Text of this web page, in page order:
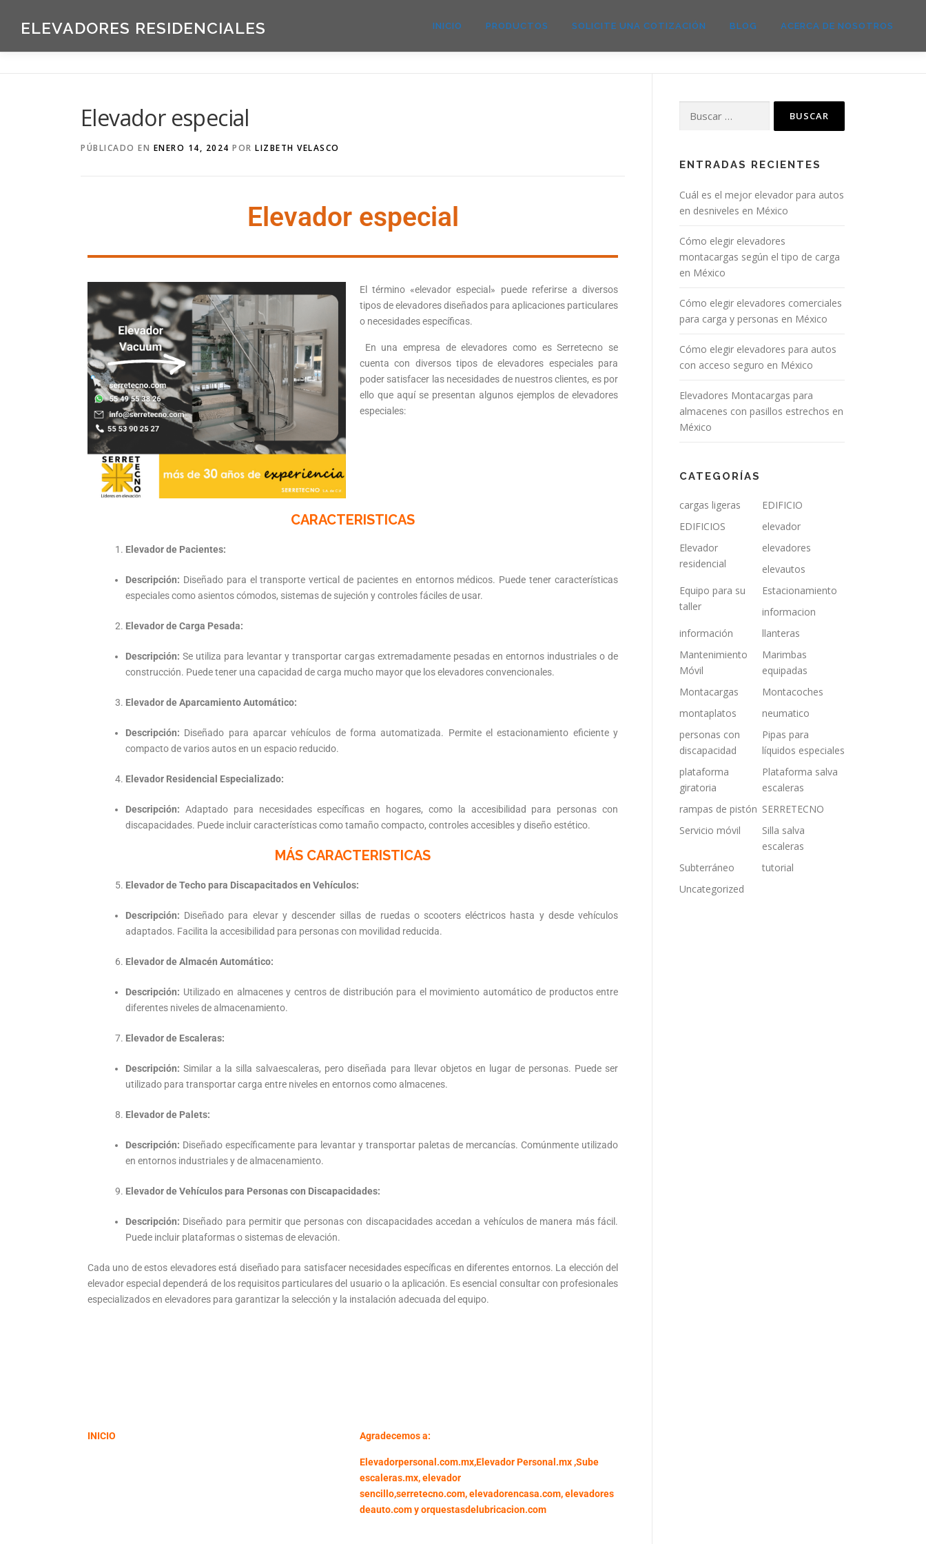
ELEVADORES RESIDENCIALES INICIO PRODUCTOS SOLICITE UNA COTIZACIÓN BLOG ACERCA DE NOSOTROS
Elevador especial
PÚBLICADO EN ENERO 14, 2024 POR LIZBETH VELASCO
Elevador especial
El término «elevador especial» puede referirse a diversos
tipos de elevadores diseñados para aplicaciones particulares
o necesidades específicas.
En una empresa de elevadores como es Serretecno se
cuenta con diversos tipos de elevadores especiales para
poder satisfacer las necesidades de nuestros clientes, es por
ello que aquí se presentan algunos ejemplos de elevadores
especiales:
CARACTERISTICAS
Elevador de Pacientes:
Descripción: Diseñado para el transporte vertical de pacientes en entornos médicos. Puede tener características
especiales como asientos cómodos, sistemas de sujeción y controles fáciles de usar.
Elevador de Carga Pesada:
Descripción: Se utiliza para levantar y transportar cargas extremadamente pesadas en entornos industriales o de
construcción. Puede tener una capacidad de carga mucho mayor que los elevadores convencionales.
Elevador de Aparcamiento Automático:
Descripción: Diseñado para aparcar vehículos de forma automatizada. Permite el estacionamiento eficiente y
compacto de varios autos en un espacio reducido.
Elevador Residencial Especializado:
Descripción: Adaptado para necesidades específicas en hogares, como la accesibilidad para personas con
discapacidades. Puede incluir características como tamaño compacto, controles accesibles y diseño estético.
MÁS CARACTERISTICAS
Elevador de Techo para Discapacitados en Vehículos:
Descripción: Diseñado para elevar y descender sillas de ruedas o scooters eléctricos hasta y desde vehículos
adaptados. Facilita la accesibilidad para personas con movilidad reducida.
Elevador de Almacén Automático:
Descripción: Utilizado en almacenes y centros de distribución para el movimiento automático de productos entre
diferentes niveles de almacenamiento.
Elevador de Escaleras:
Descripción: Similar a la silla salvaescaleras, pero diseñada para llevar objetos en lugar de personas. Puede ser
utilizado para transportar carga entre niveles en entornos como almacenes.
Elevador de Palets:
Descripción: Diseñado específicamente para levantar y transportar paletas de mercancías. Comúnmente utilizado
en entornos industriales y de almacenamiento.
Elevador de Vehículos para Personas con Discapacidades:
Descripción: Diseñado para permitir que personas con discapacidades accedan a vehículos de manera más fácil.
Puede incluir plataformas o sistemas de elevación.
Cada uno de estos elevadores está diseñado para satisfacer necesidades específicas en diferentes entornos. La elección del
elevador especial dependerá de los requisitos particulares del usuario o la aplicación. Es esencial consultar con profesionales
especializados en elevadores para garantizar la selección y la instalación adecuada del equipo.
INICIO Agradecemos a:
Elevadorpersonal.com.mx,Elevador Personal.mx ,Sube
escaleras.mx,elevador
sencillo,serretecno.com,elevadorencasa.com,elevadores
deauto.comyorquestasdelubricacion.com
ENTRADAS RECIENTES
Cuál es el mejor elevador para autos
en desniveles en México
Cómo elegir elevadores
montacargas según el tipo de carga
en México
Cómo elegir elevadores comerciales
para carga y personas en México
Cómo elegir elevadores para autos
con acceso seguro en México
Elevadores Montacargas para
almacenes con pasillos estrechos en
México
CATEGORÍAS
cargas ligeras
EDIFICIO
EDIFICIOS
elevador
Elevador
residencial
elevadores
elevautos
Equipo para su
taller
Estacionamiento
informacion
información
llanteras
Mantenimiento
Móvil
Marimbas
equipadas
Montacargas
Montacoches
montaplatos
neumatico
personas con
discapacidad
Pipas para
líquidos especiales
plataforma
giratoria
Plataforma salva
escaleras
rampas de pistón SERRETECNO
Servicio móvil
Silla salva
escaleras
Subterráneo
tutorial
Uncategorized